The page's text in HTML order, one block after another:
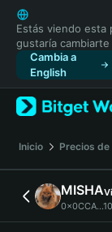
English
日本語
Tiếng Việt
Русский
Español
Türkçe
Français
Deutsch
简体中文
繁體中文
Português
Estás viendo esta
gustaría cambiarte
Cambia a
English
Inicio Precios
MISHA